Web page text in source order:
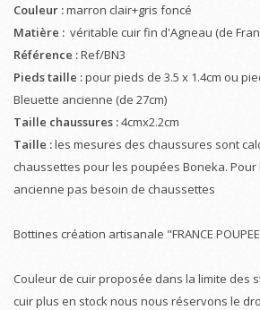
Couleur :marron clair+gris foncé
Matière : véritable cuir fin d'Agneau (de
Référence :Ref/BN3
Pieds taille :pour pieds de 3.5 x 1.4cm ou
Bleuette ancienne (de 27cm)
Taille chaussures :4cmx2.2cm
Taille :les mesures des chaussures sont
chaussettes pour les poupées Boneka.
ancienne pas besoin de chaussettes
Bottines création artisanale "FRANCE
Couleur de cuir proposée dans la limite des
cuir plus en stock nous nous réservons le